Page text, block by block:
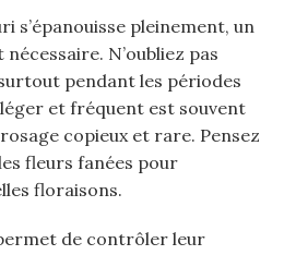
s’épanouisse pleinement, un
N’oubliez pas
pendant les périodes
et fréquent est souvent
copieux et rare. Pensez
fleurs fanées pour
floraisons.
de contrôler leur